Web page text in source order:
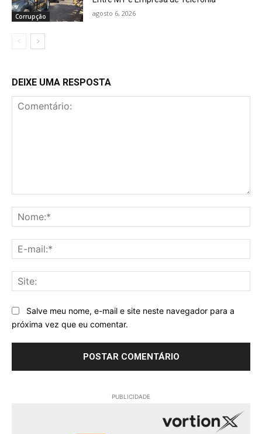
Corrupção agosto 6, 2026
DEIXE UMA RESPOSTA
Salve meu nome, e-mail e site neste navegador para a
próxima vez que eu comentar.
PUBLICIDADE